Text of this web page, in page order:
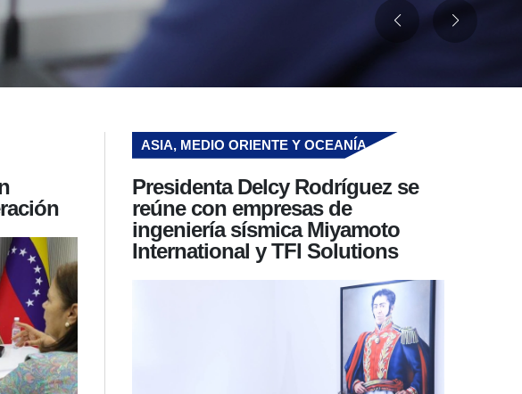
ASIA, MEDIO ORIENTE Y OCEANÍA
Presidenta Delcy Rodríguez se
reúne con empresas de
ingeniería sísmica Miyamoto
International y TFI Solutions